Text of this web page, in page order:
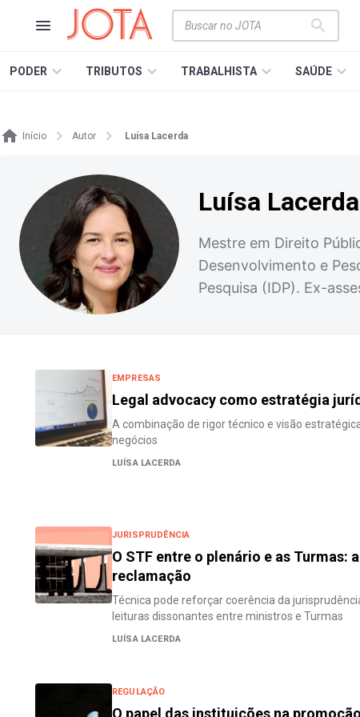
PODER TRIBUTOS TRABALHISTA SAÚDE
Início Autor Luísa Lacerda
Luísa Lacerda
Mestre em Direito
Desenvolvimento e
Pesquisa (IDP). Ex-
EMPRESAS
Legal advocacy como estratégia
A combinação de rigor técnico e visão
negócios
LUÍSA LACERDA
JURISPRUDÊNCIA
O STF entre o plenário e as Turmas:
reclamação
Técnica pode reforçar coerência da
leituras dissonantes entre ministros e Turmas
LUÍSA LACERDA
REGULAÇÃO
O papel das instituições na